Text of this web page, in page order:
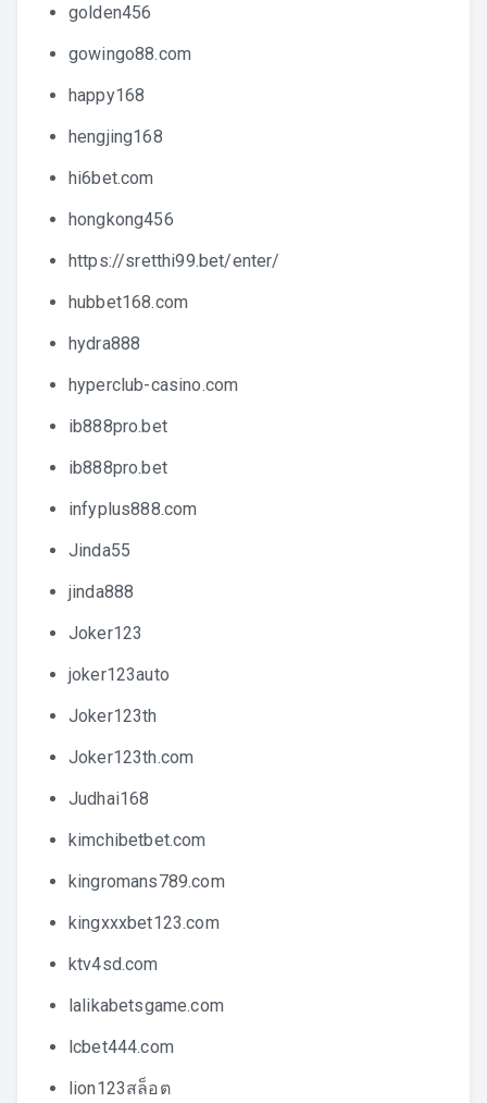
golden456
gowingo88.com
happy168
hengjing168
hi6bet.com
hongkong456
https://sretthi99.bet/enter/
hubbet168.com
hydra888
hyperclub-casino.com
ib888pro.bet
ib888pro.bet
infyplus888.com
Jinda55
jinda888
Joker123
joker123auto
Joker123th
Joker123th.com
Judhai168
kimchibetbet.com
kingromans789.com
kingxxxbet123.com
ktv4sd.com
lalikabetsgame.com
lcbet444.com
lion123สล็อต